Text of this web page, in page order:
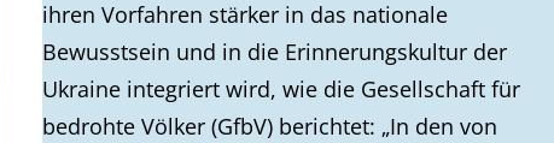
ihren Vorfahren stärker in das nationale
Bewusstsein und in die Erinnerungskultur der
Ukraine integriert wird, wie die Gesellschaft für
bedrohte Völker (GfbV) berichtet: „In den von